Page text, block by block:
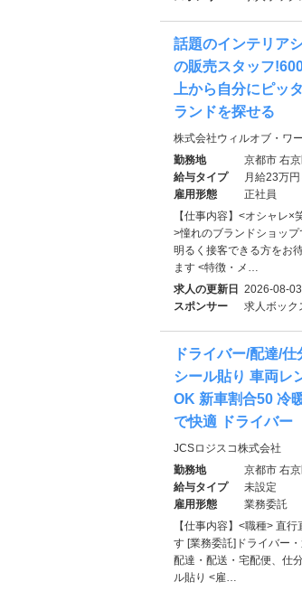
話題のインテリア
の販売スタッフ
上から自分にピッ
ランドを探せる
株式会社ウィルオブ・ワ
勤務地
京都市 右
給与タイプ
月給23万
雇用形態
正社員
【仕事内容】<オシャレ×
>憧れのブランドショップ
明るく接客できる方をお
ます <特徴・メ…
求人の更新日
2026-08-03
スポンサー
求人ボック
ドライバー/配達/仕
シール貼り 車両レ
OK 新車割合50 冷
で快適 ドライバー
JCSロジスコ株式会社
勤務地
京都市 右
給与タイプ
未設定
雇用形態
業務委託
【仕事内容】<職種> 直行
す [業務委託]ドライバー・
配達・配送・宅配便、仕
ル貼り <雇…